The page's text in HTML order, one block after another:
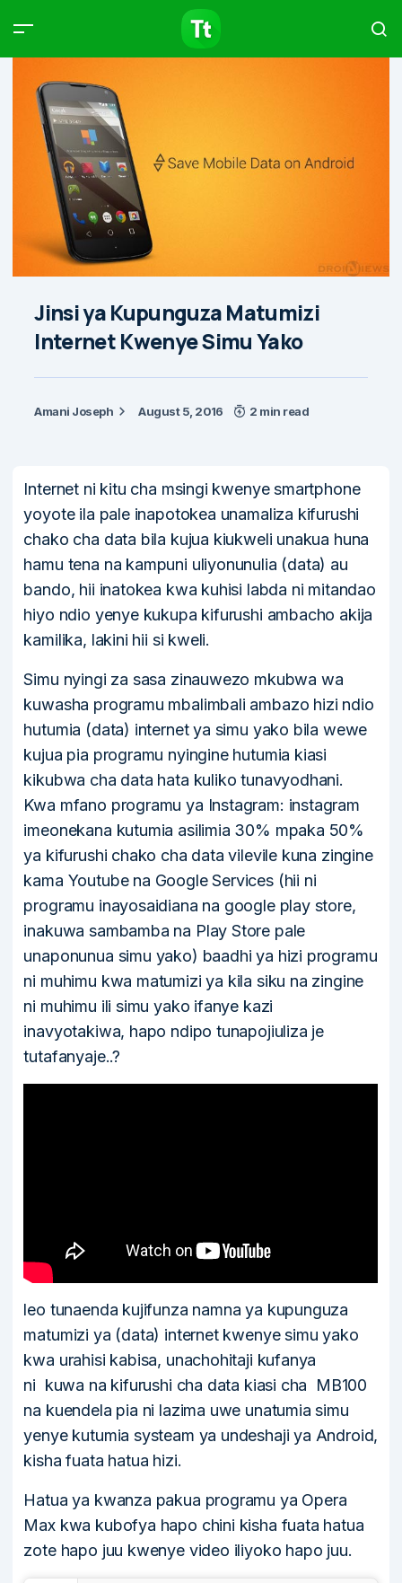
Jinsi ya Kupunguza Matumizi
Internet Kwenye Simu Yako
Amani Joseph August 5, 2016 2 min read
Internet ni kitu cha msingi kwenye smartphone
yoyote ila pale inapotokea unamaliza kifurushi
chako cha data bila kujua kiukweli unakua huna
hamu tena na kampuni uliyonunulia (data) au
bando, hii inatokea kwa kuhisi labda ni mitandao
hiyo ndio yenye kukupa kifurushi ambacho akija
kamilika, lakini hii si kweli.
Simu nyingi za sasa zinauwezo mkubwa wa
kuwasha programu mbalimbali ambazo hizi ndio
hutumia (data) internet ya simu yako bila wewe
kujua pia programu nyingine hutumia kiasi
kikubwa cha data hata kuliko tunavyodhani.
Kwa mfano programu ya Instagram: instagram
imeonekana kutumia asilimia 30% mpaka 50%
ya kifurushi chako cha data vilevile kuna zingine
kama Youtube na Google Services (hii ni
programu inayosaidiana na google play store,
inakuwa sambamba na Play Store pale
unaponunua simu yako) baadhi ya hizi programu
ni muhimu kwa matumizi ya kila siku na zingine
ni muhimu ili simu yako ifanye kazi
inavyotakiwa, hapo ndipo tunapojiuliza je
tutafanyaje..?
leo tunaenda kujifunza namna ya kupunguza
matumizi ya (data) internet kwenye simu yako
kwa urahisi kabisa, unachohitaji kufanya
ni kuwa na kifurushi cha data kiasi cha MB100
na kuendela pia ni lazima uwe unatumia simu
yenye kutumia systeam ya undeshaji ya Android,
kisha fuata hatua hizi.
Hatua ya kwanza pakua programu ya Opera
Max kwa kubofya hapo chini kisha fuata hatua
zote hapo juu kwenye video iliyoko hapo juu.
Products Articles
Type to start searching…